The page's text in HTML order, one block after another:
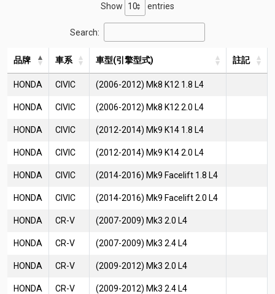
Show
entries
Search:
品牌 車系 車型(引擎型式) 註記
HONDA CIVIC (2006-2012) Mk8 K12 1.8 L4
HONDA CIVIC (2006-2012) Mk8 K12 2.0 L4
HONDA CIVIC (2012-2014) Mk9 K14 1.8 L4
HONDA CIVIC (2012-2014) Mk9 K14 2.0 L4
HONDA CIVIC (2014-2016) Mk9 Facelift 1.8 L4
HONDA CIVIC (2014-2016) Mk9 Facelift 2.0 L4
HONDA CR-V (2007-2009) Mk3 2.0 L4
HONDA CR-V (2007-2009) Mk3 2.4 L4
HONDA CR-V (2009-2012) Mk3 2.0 L4
HONDA CR-V (2009-2012) Mk3 2.4 L4